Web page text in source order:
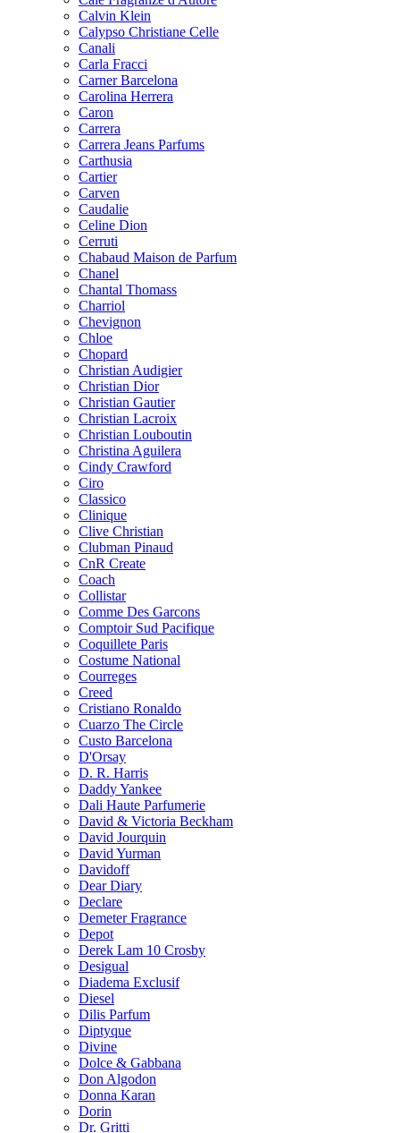
Calvin Klein
Calypso Christiane Celle
Canali
Carla Fracci
Carner Barcelona
Carolina Herrera
Caron
Carrera
Carrera Jeans Parfums
Carthusia
Cartier
Carven
Caudalie
Celine Dion
Cerruti
Chabaud Maison de Parfum
Chanel
Chantal Thomass
Charriol
Chevignon
Chloe
Chopard
Christian Audigier
Christian Dior
Christian Gautier
Christian Lacroix
Christian Louboutin
Christina Aguilera
Cindy Crawford
Ciro
Classico
Clinique
Clive Christian
Clubman Pinaud
CnR Create
Coach
Collistar
Comme Des Garcons
Comptoir Sud Pacifique
Coquillete Paris
Costume National
Courreges
Creed
Cristiano Ronaldo
Cuarzo The Circle
Custo Barcelona
D'Orsay
D. R. Harris
Daddy Yankee
Dali Haute Parfumerie
David & Victoria Beckham
David Jourquin
David Yurman
Davidoff
Dear Diary
Declare
Demeter Fragrance
Depot
Derek Lam 10 Crosby
Desigual
Diadema Exclusif
Diesel
Dilis Parfum
Diptyque
Divine
Dolce & Gabbana
Don Algodon
Donna Karan
Dorin
Dr. Gritti